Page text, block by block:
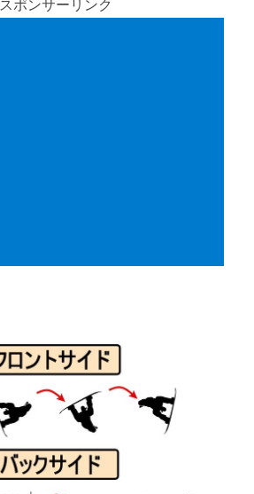
スポンサーリンク